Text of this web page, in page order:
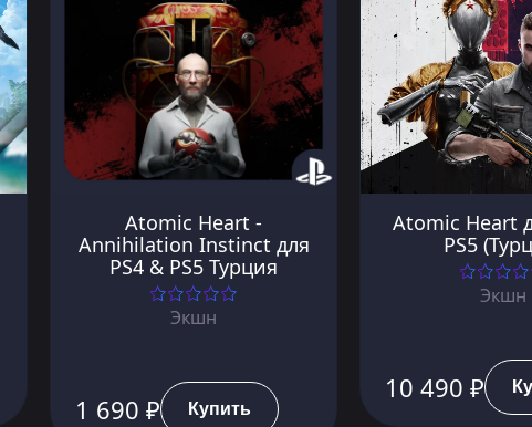
Atomic Heart -
Annihilation Instinct для
PS4 & PS5 Турция
Экшн
1 690 ₽ Купить
Atomic Heart
PS5
Экшн
10 490 ₽